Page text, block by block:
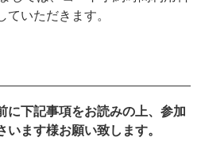
いただきます。
に下記事項をお読みの上、参加
ます様お願い致します。